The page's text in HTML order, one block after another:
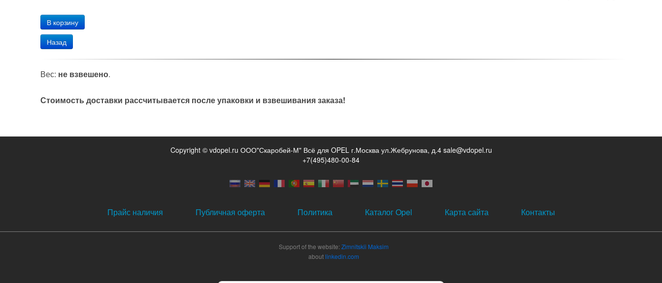
Назад
Вес: не взвешено.
Стоимость доставки рассчитывается после упаковки и взвешивания заказа!
Copyright © vdopel.ru ООО"Скаробей-М" Всё для OPEL г.Москва ул.Жебрунова, д.4 sale@vdopel.ru
+7(495)480-00-84
Прайс наличия Публичная оферта Политика Каталог Opel Карта сайта Контакты
Support of the website:Zimnitskii Maksim
aboutlinkedin.com